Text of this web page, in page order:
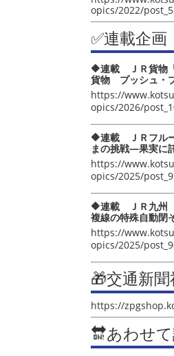
opics/2022/
✅連載企画
🔶連載 ＪＲ貨物
貨物 プッシュ・
https://
opics/2026/
🔶連載 ＪＲフル
まの挑戦―果実に
https://
opics/2025/
🔶連載 ＪＲ九州
複線の特殊自動閉
https://
opics/2025/
🎁交通新
https://
🔛あわせ